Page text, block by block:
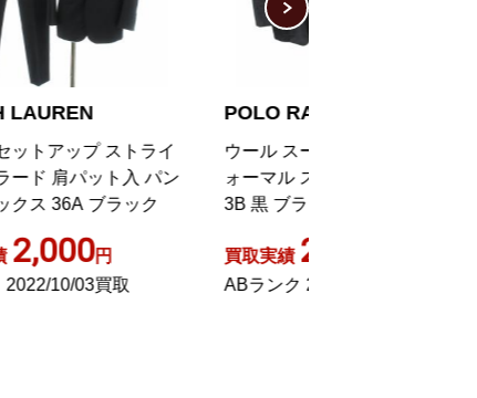
POLO RALPH LAUREN
ウール スーツ セットアップ フ
ォーマル ストライプ シングル
3B 黒 ブラック 約XLサイズ
買取実績
ABランク 2024/04/03買取